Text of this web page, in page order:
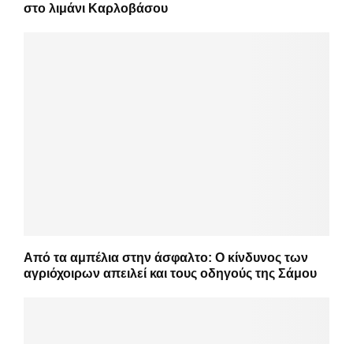
στο λιμάνι Καρλοβάσου
Από τα αμπέλια στην άσφαλτο: Ο κίνδυνος των
αγριόχοιρων απειλεί και τους οδηγούς της Σάμου